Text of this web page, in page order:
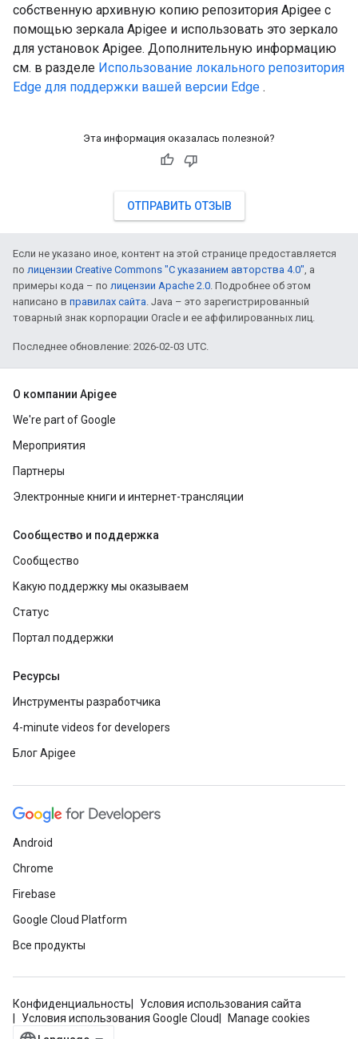
собственную архивную копию репозитория Apigee с
помощью зеркала Apigee и использовать это зеркало
для установок Apigee. Дополнительную информацию
см. в разделе Использование локального репозитория
Edge для поддержки вашей версии Edge .
Эта информация оказалась полезной?
ОТПРАВИТЬ ОТЗЫВ
Если не указано иное, контент на этой странице предоставляется
по лицензии Creative Commons "С указанием авторства 4.0", а
примеры кода – по лицензии Apache 2.0. Подробнее об этом
написано в правилах сайта. Java – это зарегистрированный
товарный знак корпорации Oracle и ее аффилированных лиц.
Последнее обновление: 2026-02-03 UTC.
О компании Apigee
We're part of Google
Мероприятия
Партнеры
Электронные книги и интернет-трансляции
Сообщество и поддержка
Сообщество
Какую поддержку мы оказываем
Статус
Портал поддержки
Ресурсы
Инструменты разработчика
4-minute videos for developers
Блог Apigee
Android
Chrome
Firebase
Google Cloud Platform
Все продукты
Конфиденциальность
Условия использования сайта
Условия использования Google Cloud
Manage cookies